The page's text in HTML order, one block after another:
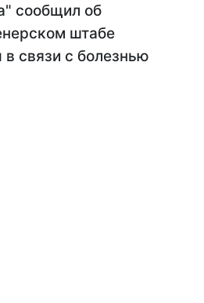
сообщил об
штабе
связи с болезнью